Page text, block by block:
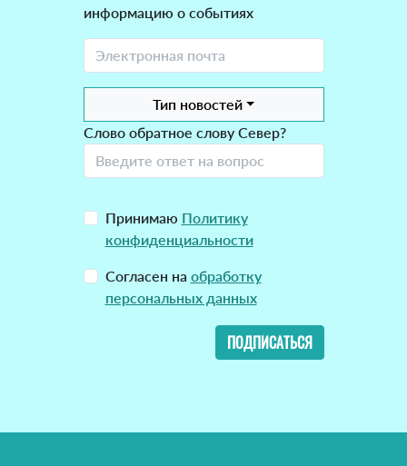
информацию о событиях
Тип новостей
Слово обратное слову Север?
Принимаю Политику
конфиденциальности
Согласен на обработку
персональных данных
ПОДПИСАТЬСЯ